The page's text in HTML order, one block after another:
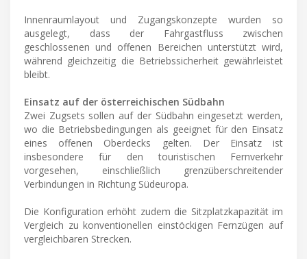
Innenraumlayout und Zugangskonzepte wurden so
ausgelegt, dass der Fahrgastfluss zwischen
geschlossenen und offenen Bereichen unterstützt wird,
während gleichzeitig die Betriebssicherheit gewährleistet
bleibt.
Einsatz auf der österreichischen Südbahn
Zwei Zugsets sollen auf der Südbahn eingesetzt werden,
wo die Betriebsbedingungen als geeignet für den Einsatz
eines offenen Oberdecks gelten. Der Einsatz ist
insbesondere für den touristischen Fernverkehr
vorgesehen, einschließlich grenzüberschreitender
Verbindungen in Richtung Südeuropa.
Die Konfiguration erhöht zudem die Sitzplatzkapazität im
Vergleich zu konventionellen einstöckigen Fernzügen auf
vergleichbaren Strecken.